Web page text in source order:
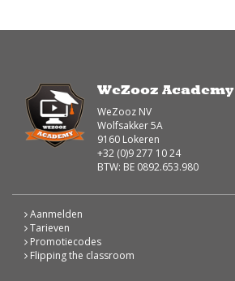
WeZooz Academy
WeZooz NV
Wolfsakker 5A
9160 Lokeren
+32 (0)9 277 10 24
BTW: BE 0892.653.980
Aanmelden
Tarieven
Promotiecodes
Flipping the classroom